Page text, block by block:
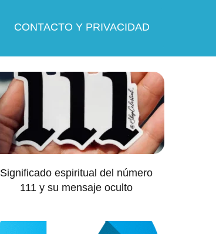
CONTACTO Y PRIVACIDAD
Significado espiritual del número
111 y su mensaje oculto